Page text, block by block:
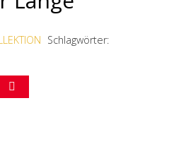
Schlagwörter: